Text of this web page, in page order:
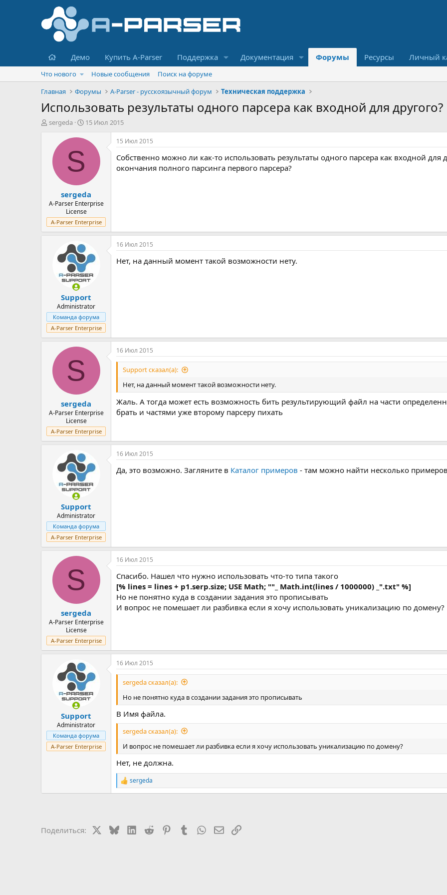
Главная
Демо Купить A-Parser Поддержка Документация Форумы Ресурсы Личный
Что нового Новые сообщения
Поиск на форуме
Главная
Форумы A-Parser - русскоязычный форум Техническая поддержка
Использовать результаты одного парсера как входной для другого?
А
sergeda
Д
т
а
л
а
15 Июл 2015
S
sergeda
A-Parser Enterprise
License
A-Parser Enterprise
15 Июл 2015
Собственно можно ли как-то использовать результаты одного парсера как входной для
окончания полного парсинга первого парсера?
Support
Administrator
Команда форума
A-Parser Enterprise
16 Июл 2015
Нет, на данный момент такой возможности нету.
S
sergeda
A-Parser Enterprise
License
A-Parser Enterprise
16 Июл 2015
Support сказал(а):
Нет, на данный момент такой возможности нету.
Жаль. А тогда может есть возможность бить результирующий файл на части
брать и частями уже второму парсеру пихать
Support
Administrator
Команда форума
A-Parser Enterprise
16 Июл 2015
Да, это возможно. Загляните в Каталог примеров - там можно найти несколько
S
sergeda
A-Parser Enterprise
License
A-Parser Enterprise
16 Июл 2015
Спасибо. Нашел что нужно использовать что-то типа такого
[% lines = lines + p1.serp.size; USE Math; ""_ Math.int(lines / 1000000) _".txt" %]
Но не понятно куда в создании задания это прописывать
И вопрос не помешает ли разбивка если я хочу использовать уникализацию по домену?
Support
Administrator
Команда форума
A-Parser Enterprise
16 Июл 2015
sergeda сказал(а):
Но не понятно куда в создании задания это прописывать
В Имя файла.
sergeda сказал(а):
И вопрос не помешает ли разбивка если я хочу использовать уникализацию по домену?
Нет, не должна.
Р
е
sergeda
Поделиться: BlueskyLinkedIn
Reddit PinterestTumblrWhatsAppЭлектронная почта
Ссылка